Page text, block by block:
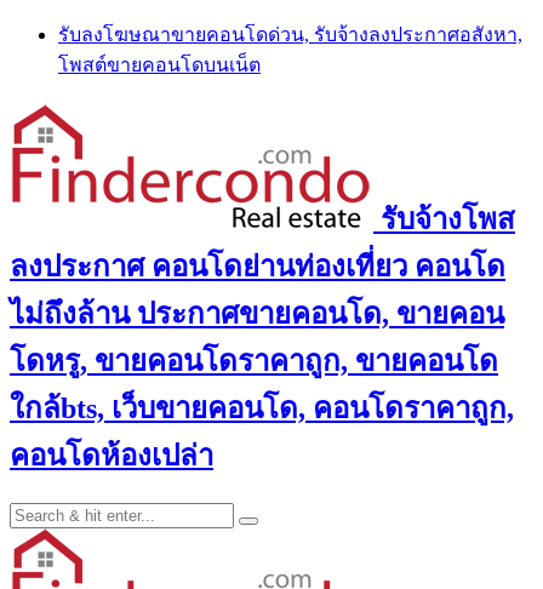
Skip
content
รับลงโฆษณาขายคอนโดด่วน, รับจ้างลงประกาศอสังหา,
โพสต์ขายคอนโดบนเน็ต
รับจ้างโพส
ลงประกาศ คอนโดย่านท่องเที่ยว คอนโด
ไม่ถึงล้าน ประกาศขายคอนโด, ขายคอน
โดหรู, ขายคอนโดราคาถูก, ขายคอนโด
ใกล้bts, เว็บขายคอนโด, คอนโดราคาถูก,
คอนโดห้องเปล่า